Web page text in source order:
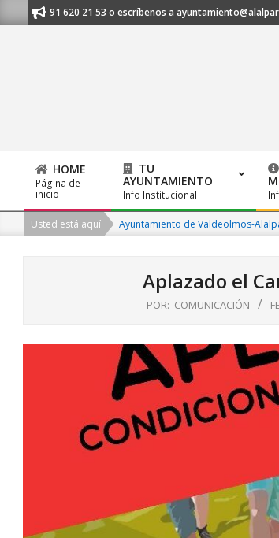
to
al 91 620 21 53 o escríbenos a
Primary
Navigation
Menu
HOME
Página de
inicio
TU
AYUNTAMIENTO
Info Institucional
Usted está aquí Ayuntamiento de Valdeolmos-
Aplazado el
POR: COMUNICACIÓN